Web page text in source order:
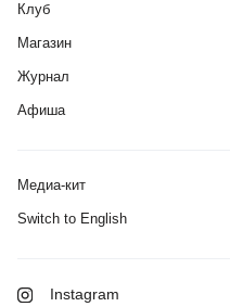
Клуб
Магазин
Журнал
Афиша
Медиа-кит
Switch to English
Instagram